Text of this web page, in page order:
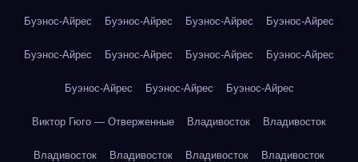
Буэнос-Айрес Буэнос-Айрес Буэнос-Айрес Буэнос-Айрес
Буэнос-Айрес Буэнос-Айрес Буэнос-Айрес Буэнос-Айрес
Буэнос-Айрес Буэнос-Айрес Буэнос-Айрес
Виктор Гюго — Отверженные Владивосток Владивосток
Владивосток Владивосток Владивосток Владивосток